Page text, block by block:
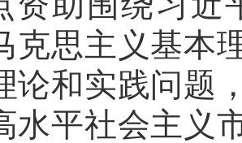
克思主义基本
论和实践问题
水平社会主义